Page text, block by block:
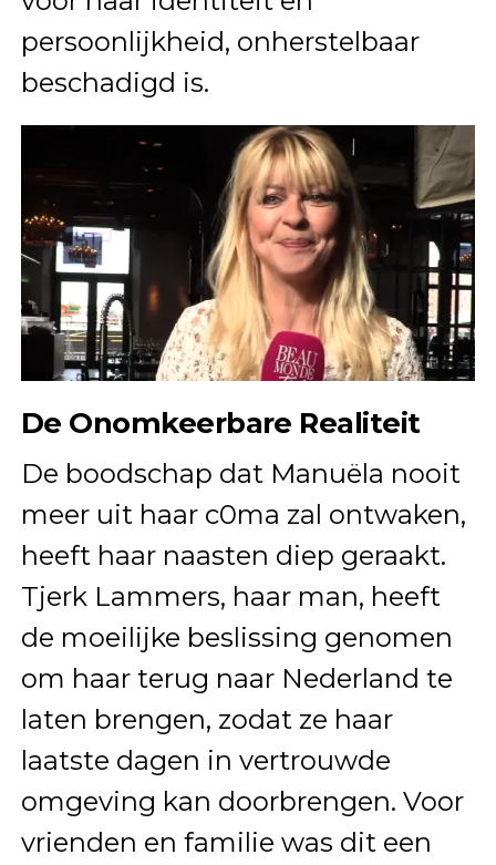
persoonlijkheid, onherstelbaar
beschadigd is.
De Onomkeerbare Realiteit
De boodschap dat Manuëla nooit
meer uit haar c0ma zal ontwaken,
heeft haar naasten diep geraakt.
Tjerk Lammers, haar man, heeft
de moeilijke beslissing genomen
om haar terug naar Nederland te
laten brengen, zodat ze haar
laatste dagen in vertrouwde
omgeving kan doorbrengen. Voor
vrienden en familie was dit een